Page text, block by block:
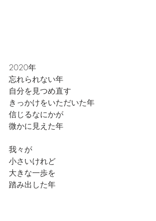
2020年
忘れられない年
自分を見つめ直す
きっかけをいただいた年
信じるなにかが
微かに見えた年
我々が
小さいけれど
大きな一歩を
踏み出した年